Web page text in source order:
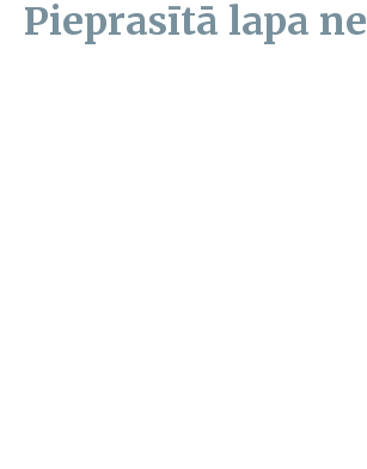
Pieprasītā lapa